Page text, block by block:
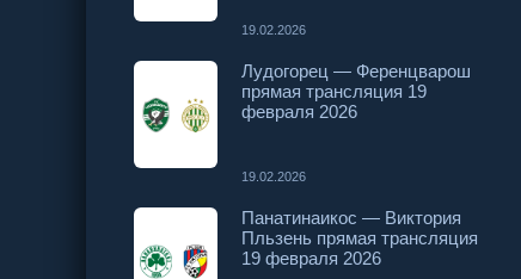
19.02.2026
Лудогорец — Ференцварош
прямая трансляция 19
февраля 2026
19.02.2026
Панатинаикос — Виктория
Пльзень прямая трансляция
19 февраля 2026